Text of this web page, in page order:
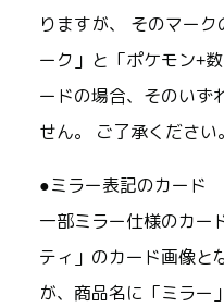
りますが、 そのマー
ーク」と「ポケモン+
ードの場合、そのいず
せん。 ご了承ください
●ミラー表記のカード
一部ミラー仕様のカー
ティ」のカード画像と
が、商品名に「ミラー